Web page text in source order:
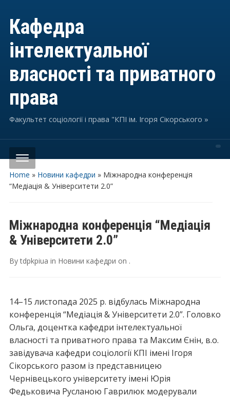
Кафедра
інтелектуальної
власності та приватного
права
Факультет соціології і права "КПІ ім. Ігоря Сікорського »
Home » Новини кафедри » Міжнародна конференція
“Медіація & Університети 2.0”
Міжнародна конференція “Медіація
& Університети 2.0”
Bytdpkpiua in Новини кафедри on .
14–15 листопада 2025 р. відбулась Міжнародна
конференція “Медіація & Університети 2.0”. Головко
Ольга, доцентка кафедри інтелектуальної
власності та приватного права та Максим Єнін, в.о.
завідувача кафедри соціології КПІ імені Ігоря
Сікорського разом із представницею
Чернівецького університету імені Юрія
Федьковича Русланою Гаврилюк модерували